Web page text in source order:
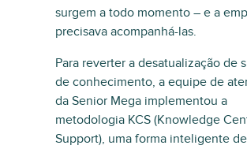
surgem a todo momento – e a
precisava acompanhá-las.
Para reverter a desatualização de
de conhecimento, a equipe de
da Senior Mega implementou a
metodologia KCS (Knowledge
Support), uma forma inteligente de